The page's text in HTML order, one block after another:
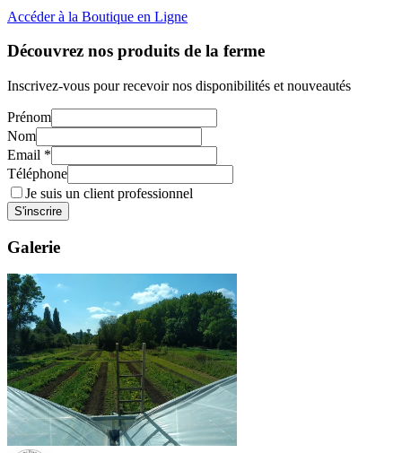
Accéder à la Boutique en Ligne
Découvrez nos produits de la ferme
Inscrivez-vous pour recevoir nos disponibilités et nouveautés
Prénom
Nom
Email *
Téléphone
Je suis un client professionnel
S'inscrire
Galerie